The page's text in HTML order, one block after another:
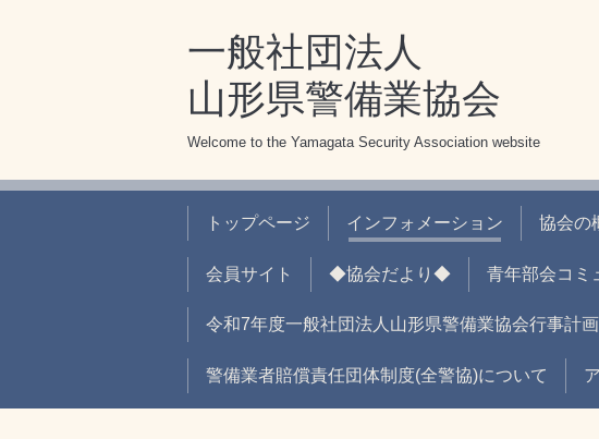
一般社団法人
山形県警備業協会
Welcome to the Yamagata Security Association website
トップページ インフォメーション 協会の
会員サイト ◆協会だより◆ 青年部会コミ
令和7年度一般社団法人山形県警備業協会行事計画
警備業者賠償責任団体制度(全警協)について